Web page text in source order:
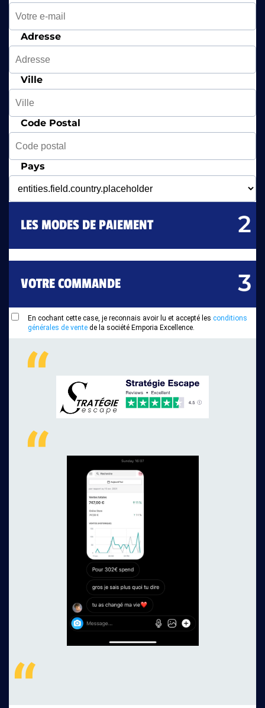
Adresse
Ville
Code Postal
Pays
LES MODES DE PAIEMENT
VOTRE COMMANDE
En cochant cette case, je reconnais avoir lu et accepté les conditions
générales de vente de la société Emporia Excellence.